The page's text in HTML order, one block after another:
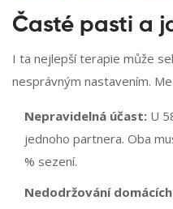
Časté pasti a
I ta nejlepší terapie může
nesprávným nastavením.
Nepravidelná účast: U
jednoho partnera. Oba
% sezení.
Nedodržování